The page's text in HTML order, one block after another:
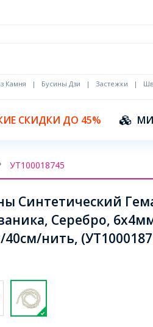
Камня | Бусины Дзи | Застежки |
СКИДКИ ДО 45%
УТ100018745
Синтетический
Серебро,
нить,